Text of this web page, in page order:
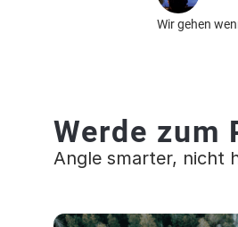
Wir gehen
Werde zum
Angle smarter, nicht